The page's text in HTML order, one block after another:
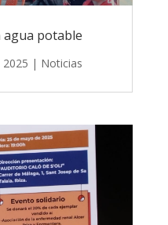
agua potable
| Noticias